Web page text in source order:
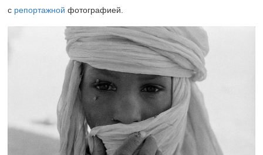
с репортажной фотографией.